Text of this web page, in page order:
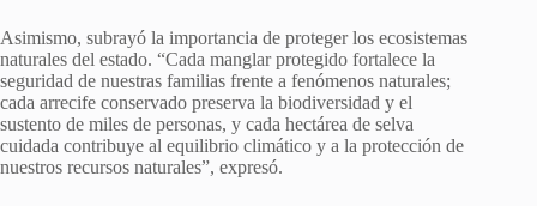
Asimismo, subrayó la importancia de proteger los ecosistemas
naturales del estado. “Cada manglar protegido fortalece la
seguridad de nuestras familias frente a fenómenos naturales;
cada arrecife conservado preserva la biodiversidad y el
sustento de miles de personas, y cada hectárea de selva
cuidada contribuye al equilibrio climático y a la protección de
nuestros recursos naturales”, expresó.